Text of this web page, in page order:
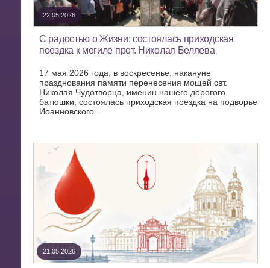
22.05.2026
С радостью о Жизни: состоялась приходская
поездка к могиле прот. Николая Беляева
17 мая 2026 года, в воскресенье, накануне
празднования памяти перенесения мощей свт.
Николая Чудотворца, именин нашего дорогого
батюшки, состоялась приходская поездка на подворье
Иоанновского...
21.05.2026